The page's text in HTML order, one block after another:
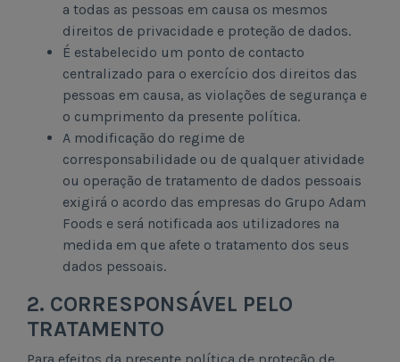
a todas as pessoas em causa os mesmos
direitos de privacidade e proteção de dados.
É estabelecido um ponto de contacto
centralizado para o exercício dos direitos das
pessoas em causa, as violações de segurança e
o cumprimento da presente política.
A modificação do regime de
corresponsabilidade ou de qualquer atividade
ou operação de tratamento de dados pessoais
exigirá o acordo das empresas do Grupo Adam
Foods e será notificada aos utilizadores na
medida em que afete o tratamento dos seus
dados pessoais.
2. CORRESPONSÁVEL PELO
TRATAMENTO